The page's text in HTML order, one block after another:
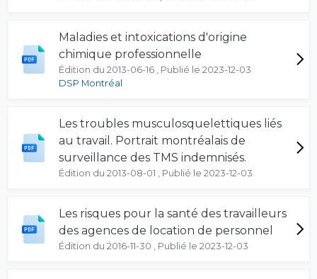
Maladies et intoxications d'origine
chimique professionnelle
Édition du 2013-06-16 , Publié le 2023-12-03
DSP Montréal
Les troubles musculosquelettiques liés
au travail. Portrait montréalais de
surveillance des TMS indemnisés.
Édition du 2013-08-01 , Publié le 2023-12-03
Les risques pour la santé des travailleurs
des agences de location de personnel
Édition du 2016-11-30 , Publié le 2023-12-03